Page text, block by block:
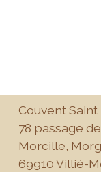
Couvent Saint
78 passage
Morcille,
69910 Villié-